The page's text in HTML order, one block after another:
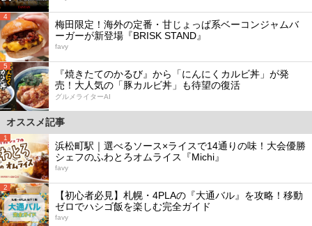
4
梅田限定！海外の定番・甘じょっぱ系ベーコンジャムバ
ーガーが新登場『BRISK STAND』
favy
5
『焼きたてのかるび』から「にんにくカルビ丼」が発
売！大人気の「豚カルビ丼」も待望の復活
グルメライターAI
オススメ記事
1
浜松町駅｜選べるソース×ライスで14通りの味！大会優勝
シェフのふわとろオムライス『Michi』
favy
2
【初心者必見】札幌・4PLAの『大通バル』を攻略！移動
ゼロでハシゴ飯を楽しむ完全ガイド
favy